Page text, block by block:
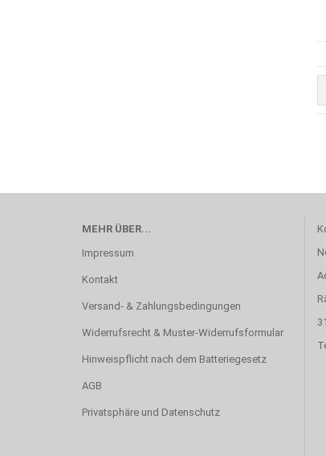
MEHR ÜBER...
Impressum
Kontakt
Versand- & Zahlungsbedingungen
Widerrufsrecht & Muster-Widerrufsformular
Hinweispflicht nach dem Batteriegesetz
AGB
Privatsphäre und Datenschutz